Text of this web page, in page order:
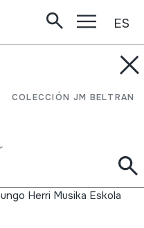
COLECCIÓN JM BELTRAN
ES
06-07
Herri Musika Eskola